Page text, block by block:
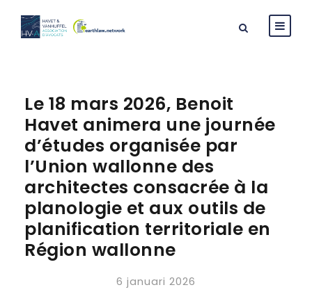
Le 18 mars 2026, Benoit
Havet animera une journée
d’études organisée par
l’Union wallonne des
architectes consacrée à la
planologie et aux outils de
planification territoriale en
Région wallonne
6 januari 2026